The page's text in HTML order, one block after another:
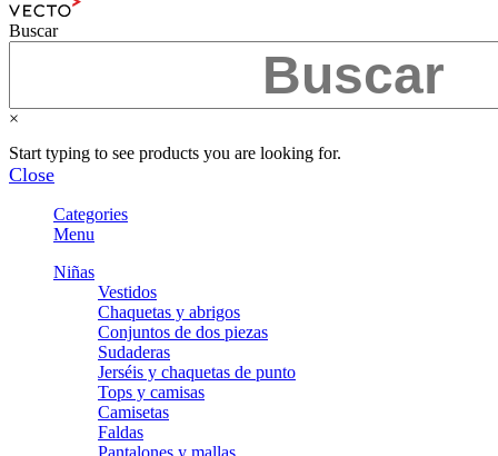
Buscar
×
Start typing to see products you are looking for.
Close
Categories
Menu
Niñas
Vestidos
Chaquetas y abrigos
Conjuntos de dos piezas
Sudaderas
Jerséis y chaquetas de punto
Tops y camisas
Camisetas
Faldas